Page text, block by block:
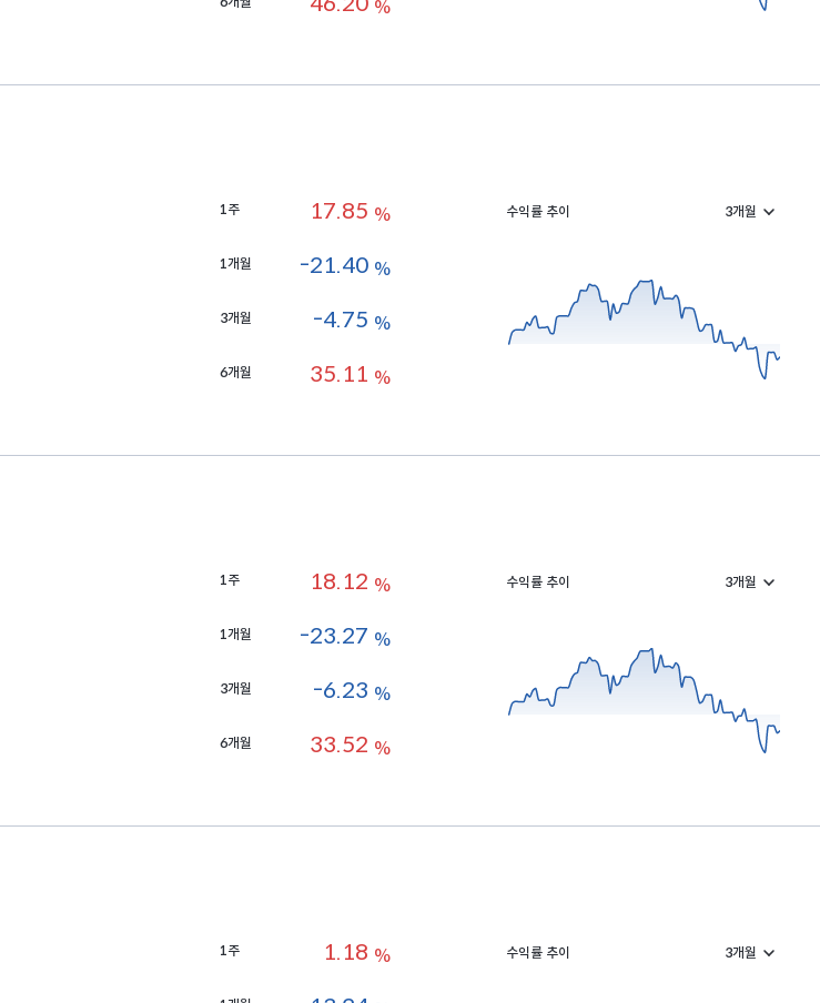
%
1주 17.85 %
1개월 -21.40 %
3개월 -4.75 %
6개월 35.11 %
수익률 추이
1주 18.12 %
1개월 -23.27 %
3개월 -6.23 %
6개월 33.52 %
수익률 추이
1주 1.18 % 수익률 추이